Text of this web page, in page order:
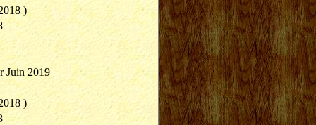
)
Juin 2019
)